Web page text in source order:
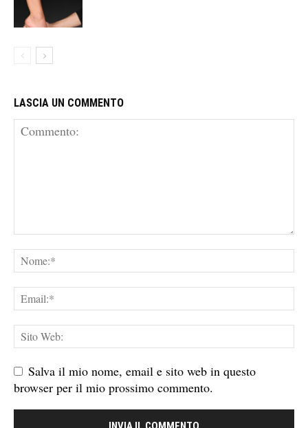
LASCIA UN COMMENTO
Salva il mio nome, email e sito web in questo
browser per il mio prossimo commento.